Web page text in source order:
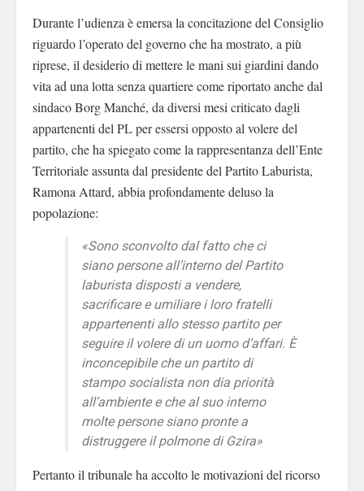
Durante l’udienza è emersa la concitazione del Consiglio
riguardo l’operato del governo che ha mostrato, a più
riprese, il desiderio di mettere le mani sui giardini dando
vita ad una lotta senza quartiere come riportato anche dal
sindaco Borg Manché, da diversi mesi criticato dagli
appartenenti del PL per essersi opposto al volere del
partito, che ha spiegato come la rappresentanza dell’Ente
Territoriale assunta dal presidente del Partito Laburista,
Ramona Attard, abbia profondamente deluso la
popolazione:
«Sono sconvolto dal fatto che ci
siano persone all’interno del Partito
laburista disposti a vendere,
sacrificare e umiliare i loro fratelli
appartenenti allo stesso partito per
seguire il volere di un uomo d’affari. È
inconcepibile che un partito di
stampo socialista non dia priorità
all’ambiente e che al suo interno
molte persone siano pronte a
distruggere il polmone di Gzira»
Pertanto il tribunale ha accolto le motivazioni del ricorso